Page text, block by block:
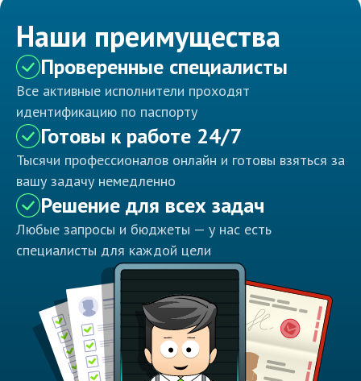
Наши преимущества
Проверенные специалисты
Все активные исполнители проходят
идентификацию по паспорту
Готовы к работе 24/7
Тысячи профессионалов онлайн и готовы взяться за
вашу задачу немедленно
Решение для всех задач
Любые запросы и бюджеты — у нас есть
специалисты для каждой цели